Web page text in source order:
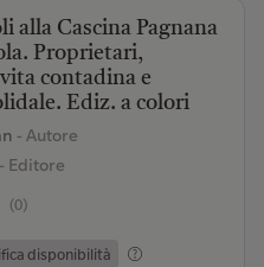
alla Cascina Pagnana
Proprietari,
contadina e
Ediz. a colori
- Autore
Editore
(0)
disponibilità